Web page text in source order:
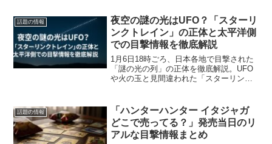
話題の情報
夜空の謎の光はUFO？「スターリ
ンクトレイン」の正体と太平洋側
での目撃情報を徹底解説
1月6日18時ごろ、日本各地で目撃された
「謎の光の列」の正体を徹底解説。UFO
や火の玉と見間違われた「スターリンク
術と次回の観測方法、スマホ撮影のコツ
まで詳しく紹介します。
話題の情報
「ハンターハンター イタジャガ
どこで売ってる？」発売当日のリ
アルな目撃情報まとめ